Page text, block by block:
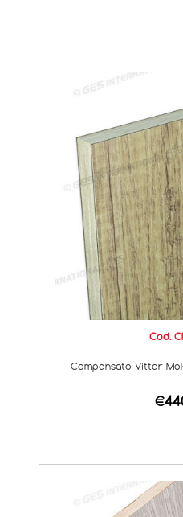
Cod.
Compensato Vitter